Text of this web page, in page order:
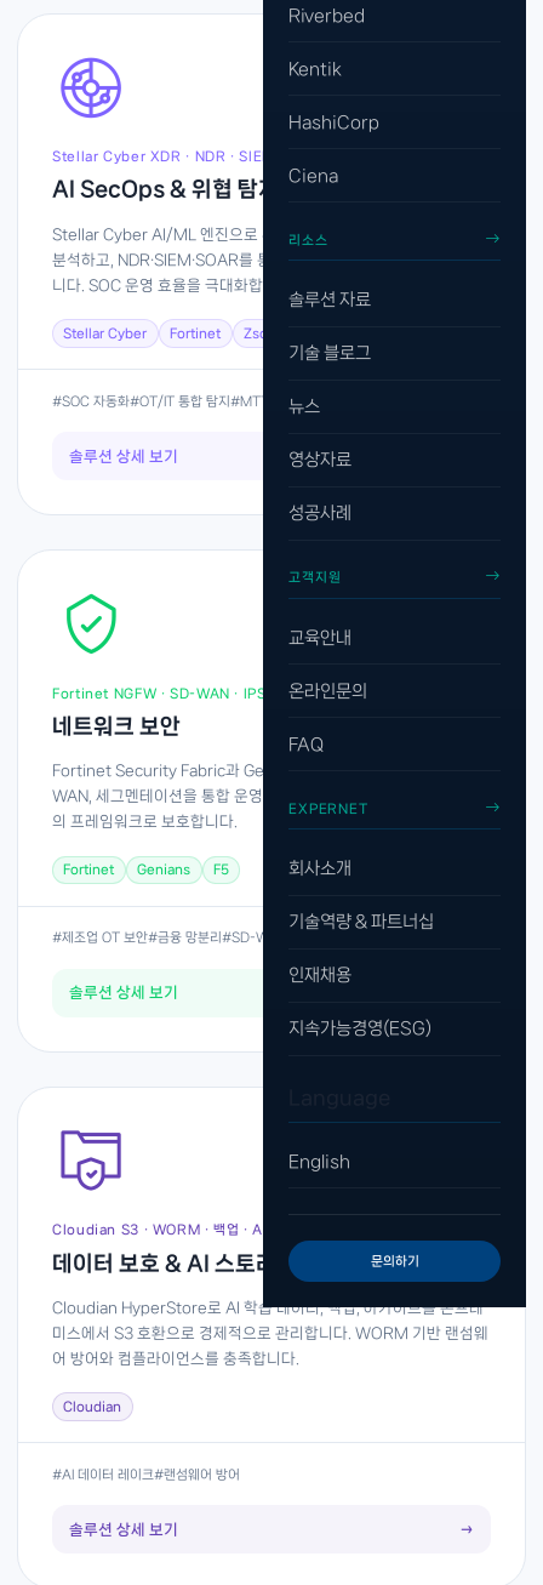
Riverbed
Kentik
HashiCorp
Ciena
리소스
솔루션 자료
기술 블로그
뉴스
영상자료
성공사례
고객지원
교육안내
온라인문의
FAQ
EXPERNET
회사소개
기술역량 & 파트너십
인재채용
지속가능경영(ESG)
English
문의하기
Stellar Cyber XDR · NDR · SIEM · SOAR
AI SecOps & 위협 탐지
Stellar Cyber AI/ML 엔진으로 수천 건의 보안 이벤트를 자동 상관
분석하고, NDR·SIEM·SOAR를 통합해 탐지부터 대응까지 자동화합
니다. SOC 운영 효율을 극대화합니다.
Stellar Cyber Fortinet Zscaler
#SOC 자동화#OT/IT 통합 탐지 #MTTD 단축
솔루션 상세 보기
Fortinet NGFW · SD-WAN · IPS · NAC
네트워크 보안
Fortinet Security Fabric과 Genians NAC로 방화벽, IPS, SD-
WAN, 세그멘테이션을 통합 운영합니다. AI·OT·지사 환경까지 하나
의 프레임워크로 보호합니다.
Fortinet Genians F5
#제조업 OT 보안#금융 망분리 #SD-WAN 전환
솔루션 상세 보기
Cloudian S3 · WORM · 백업 · AI 데이터 레이크
데이터 보호 & AI 스토리지
Cloudian HyperStore로 AI 학습 데이터, 백업, 아카이브를 온프레
미스에서 S3 호환으로 경제적으로 관리합니다. WORM 기반 랜섬웨
어 방어와 컴플라이언스를 충족합니다.
Cloudian
#AI 데이터 레이크#랜섬웨어 방어
솔루션 상세 보기 →